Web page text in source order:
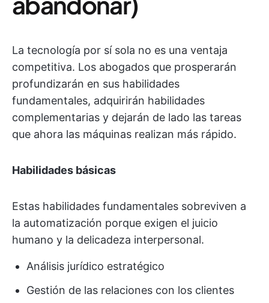
La tecnología por sí sola no es una ventaja
competitiva. Los abogados que prosperarán
profundizarán en sus habilidades
fundamentales, adquirirán habilidades
complementarias y dejarán de lado las tareas
que ahora las máquinas realizan más rápido.
Habilidades básicas
Estas habilidades fundamentales sobreviven a
la automatización porque exigen el juicio
humano y la delicadeza interpersonal.
Análisis jurídico estratégico
Gestión de las relaciones con los clientes